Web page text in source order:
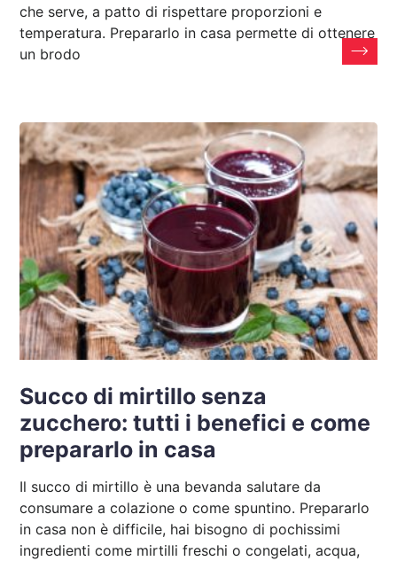
che serve, a patto di rispettare proporzioni e
temperatura. Prepararlo in casa permette di ottenere
un brodo
Succo di mirtillo senza
zucchero: tutti i benefici e come
prepararlo in casa
Il succo di mirtillo è una bevanda salutare da
consumare a colazione o come spuntino. Prepararlo
in casa non è difficile, hai bisogno di pochissimi
ingredienti come mirtilli freschi o congelati, acqua,